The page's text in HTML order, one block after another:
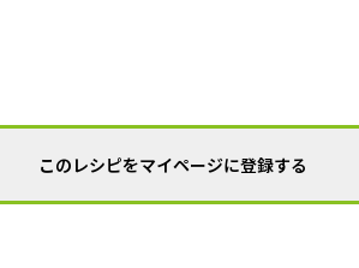
このレシピをマイページに登録する